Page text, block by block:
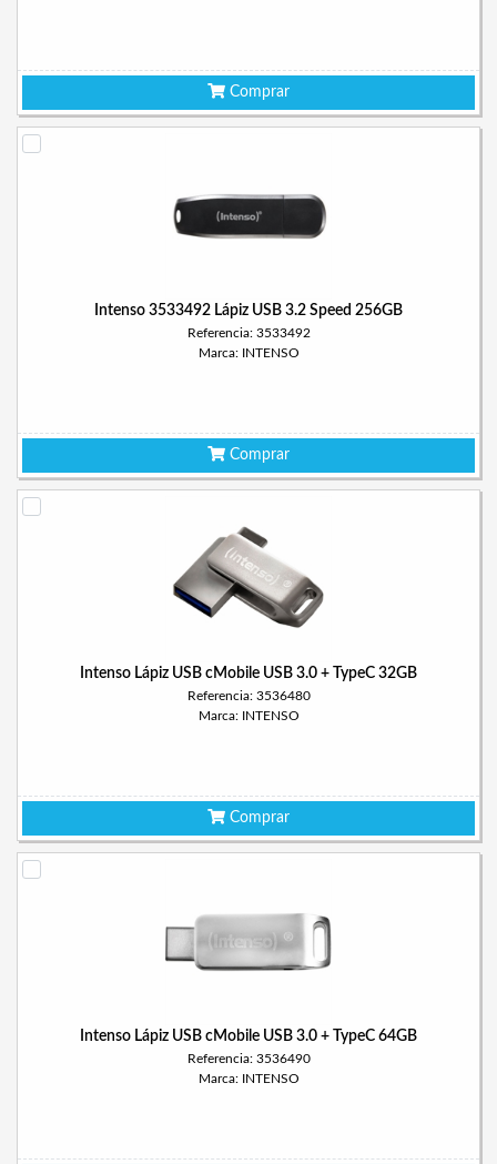
Comprar
Intenso 3533492 Lápiz USB 3.2 Speed 256GB
Referencia: 3533492
Marca: INTENSO
Comprar
Intenso Lápiz USB cMobile USB 3.0 + TypeC 32GB
Referencia: 3536480
Marca: INTENSO
Comprar
Intenso Lápiz USB cMobile USB 3.0 + TypeC 64GB
Referencia: 3536490
Marca: INTENSO